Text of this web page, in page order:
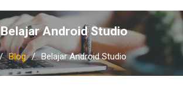
Belajar Android Studio
Blog Belajar Android Studio